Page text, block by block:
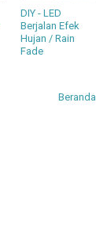
DIY - LED
Berjalan Efek
Hujan / Rain
Fade
Beranda